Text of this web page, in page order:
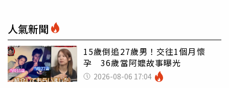
人氣新聞
15歲倒追27歲男！交往1個月懷
孕 36歲當阿嬤故事曝光
2026-08-06 17:04